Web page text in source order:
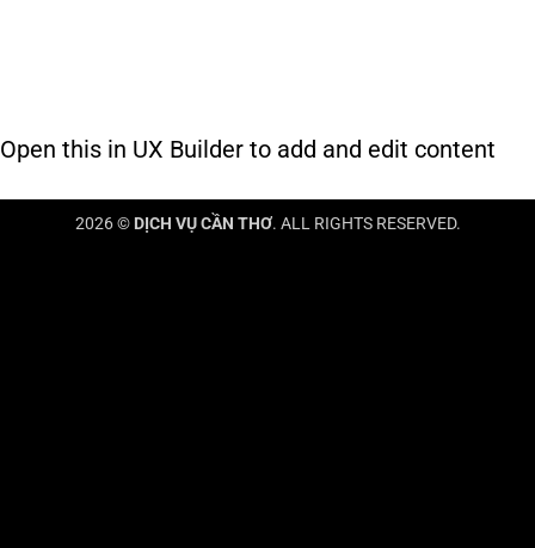
Open this in UX Builder to add and edit content
2026 © DỊCH VỤ CẦN THƠ. ALL RIGHTS RESERVED.